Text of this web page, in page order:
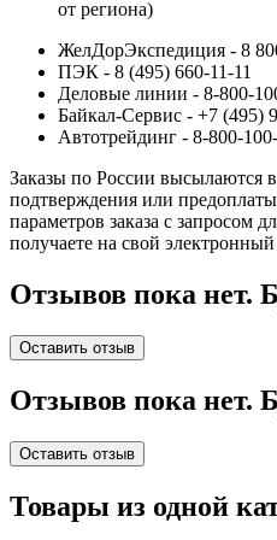
от региона)
ЖелДорЭкспедиция - 8
ПЭК - 8 (495) 660-11-11
Деловые линии - 8-800-
Байкал-Сервис - +7 (495)
Автотрейдинг - 8-800-
Заказы по России высылаются
подтверждения или
параметров заказа с запросом
получаете на свой
Отзывов пока нет.
Оставить отзыв
Отзывов пока нет.
Оставить отзыв
Товары из одной